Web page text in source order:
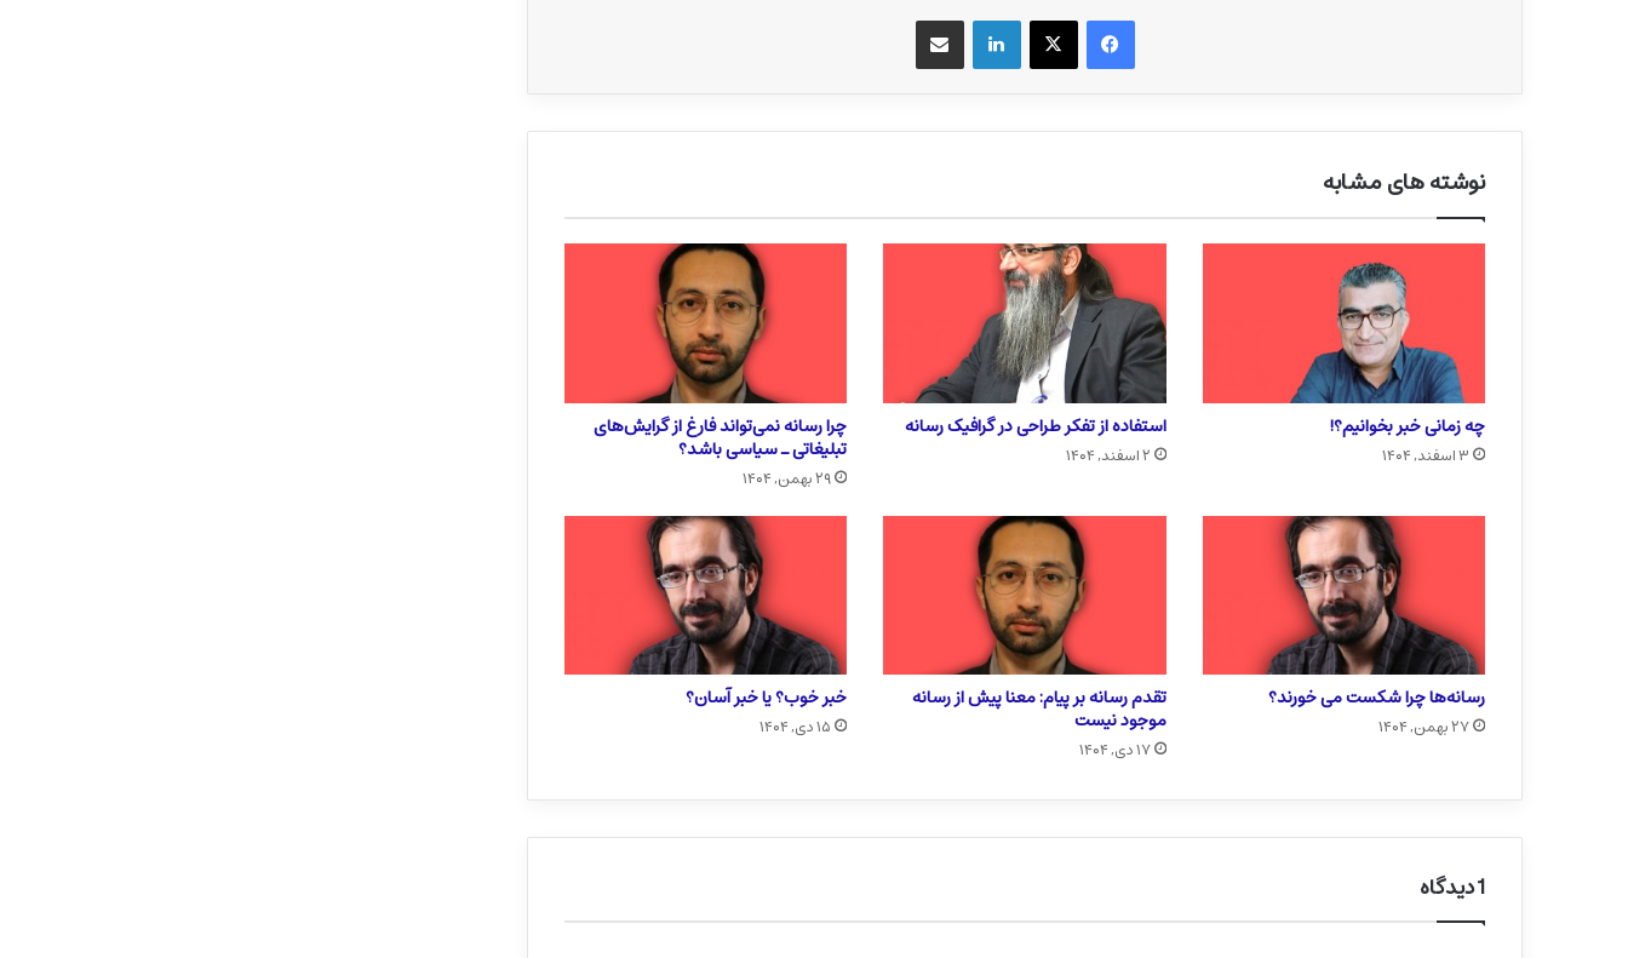
فیسبوک X لینکداین
نوشته های مشابه
چه زمانی خبر بخوانیم؟!
۳ اسفند, ۱۴۰۴
استفاده از تفکر طراحی در گرافیک رسانه
۲ اسفند, ۱۴۰۴
چرا رسانه نمی‌تواند فارغ از گرایش‌های
تبلیغاتی ـ سیاسی باشد؟
۲۹ بهمن, ۱۴۰۴
رسانه‌ها چرا شکست می خورند؟
۲۷ بهمن, ۱۴۰۴
تقدم رسانه بر پیام: معنا پیش از رسانه
موجود نیست
۱۷ دی, ۱۴۰۴
خبر خوب؟ یا خبر آسان؟
۱۵ دی, ۱۴۰۴
1 دیدگاه